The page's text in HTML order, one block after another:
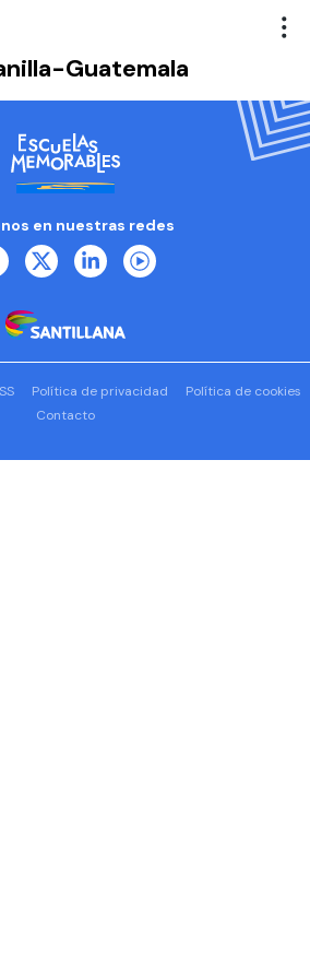
Guatemala
en nuestras redes
Política de privacidad
Política de cookies
Contacto